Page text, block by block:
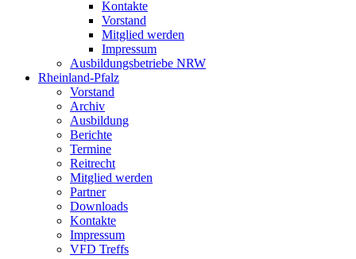
Kontakte
Vorstand
Mitglied werden
Impressum
Ausbildungsbetriebe NRW
Rheinland-Pfalz
Vorstand
Archiv
Ausbildung
Berichte
Termine
Reitrecht
Mitglied werden
Partner
Downloads
Kontakte
Impressum
VFD Treffs